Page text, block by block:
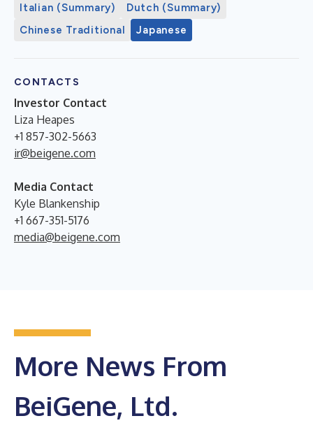
Italian (Summary)
Dutch (Summary)
Chinese Traditional
Japanese
CONTACTS
Investor Contact
Liza Heapes
+1 857-302-5663
ir@beigene.com
Media Contact
Kyle Blankenship
+1 667-351-5176
media@beigene.com
More News From
BeiGene, Ltd.